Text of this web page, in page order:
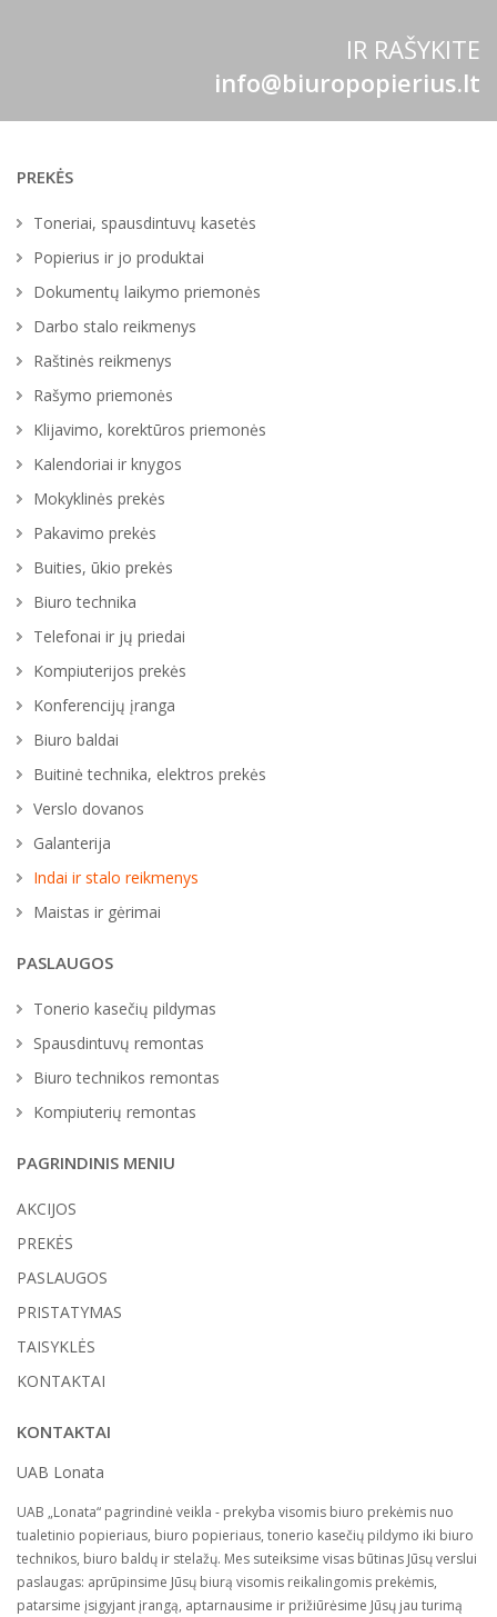
IR RAŠYKITE
info@biuropopierius.lt
PREKĖS
Toneriai, spausdintuvų kasetės
Popierius ir jo produktai
Dokumentų laikymo priemonės
Darbo stalo reikmenys
Raštinės reikmenys
Rašymo priemonės
Klijavimo, korektūros priemonės
Kalendoriai ir knygos
Mokyklinės prekės
Pakavimo prekės
Buities, ūkio prekės
Biuro technika
Telefonai ir jų priedai
Kompiuterijos prekės
Konferencijų įranga
Biuro baldai
Buitinė technika, elektros prekės
Verslo dovanos
Galanterija
Indai ir stalo reikmenys
Maistas ir gėrimai
PASLAUGOS
Tonerio kasečių pildymas
Spausdintuvų remontas
Biuro technikos remontas
Kompiuterių remontas
PAGRINDINIS MENIU
AKCIJOS
PREKĖS
PASLAUGOS
PRISTATYMAS
TAISYKLĖS
KONTAKTAI
KONTAKTAI
UAB Lonata
UAB „Lonata“ pagrindinė veikla - prekyba visomis biuro prekėmis nuo
tualetinio popieriaus, biuro popieriaus, tonerio kasečių pildymo iki biuro
technikos, biuro baldų ir stelažų. Mes suteiksime visas būtinas Jūsų verslui
paslaugas: aprūpinsime Jūsų biurą visomis reikalingomis prekėmis,
patarsime įsigyjant įrangą, aptarnausime ir prižiūrėsime Jūsų jau turimą